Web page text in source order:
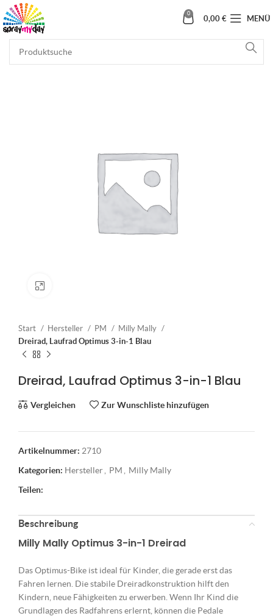
0
0,00 € MENÜ
Start Hersteller PM
Milly Mally
Dreirad, Laufrad Optimus 3-in-1 Blau
Dreirad, Laufrad Optimus 3-in-1 Blau
Vergleichen Zur Wunschliste hinzufügen
Artikelnummer: 2710
Kategorien: Hersteller PM
Milly Mally
Teilen:
Beschreibung
Milly Mally Optimus 3-in-1 Dreirad
Das Optimus-Bike ist ideal für Kinder, die gerade erst das
Fahren lernen. Die stabile Dreiradkonstruktion hilft den
Kindern, neue Fähigkeiten zu erwerben. Wenn Ihr Kind die
Grundlagen des Radfahrens erlernt, können die Pedale